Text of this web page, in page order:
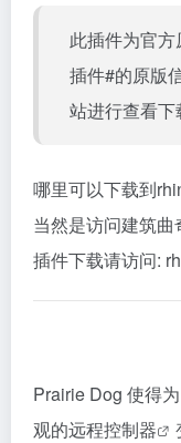
此插件为官
插件#的原版
站进行查看下
哪里可以下载到
当然是访问建筑
插件下载请访问:
Prairie Dog 使得
观的远程控制器